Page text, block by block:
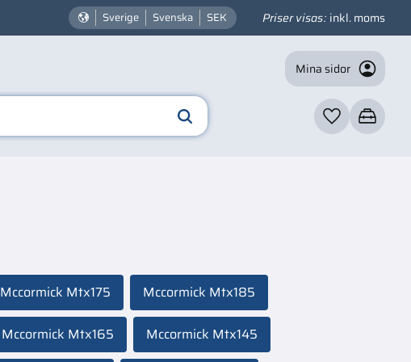
Sverige Svenska SEK Priser visas inkl. moms
Mina sidor
Favoriter
Kundvagn
Mccormick Mtx175 Mccormick Mtx185
Mccormick Mtx165 Mccormick Mtx145